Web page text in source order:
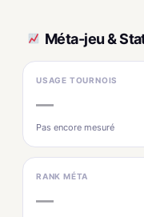
Méta-jeu &
USAGE TOURNOIS
—
Pas encore mesuré
RANK MÉTA
—